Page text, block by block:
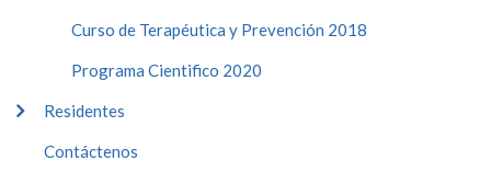
Curso de Terapéutica y Prevención 2018
Programa Cientifico 2020
Residentes
Contáctenos